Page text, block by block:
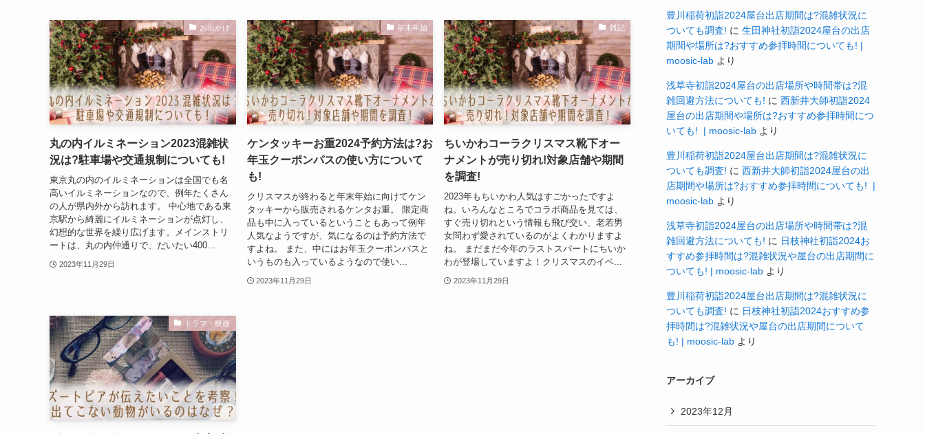
お出かけ
丸の内イルミネーション2023混雑状
況は?駐車場や交通規制についても!
東京丸の内のイルミネーションは全国でも名
高いイルミネーションなので、例年たくさん
の人が県内外から訪れます。 中心地である東
京駅から綺麗にイルミネーションが点灯し、
幻想的な世界を繰り広げます。メインストリ
ートは、丸の内仲通りで、だいたい400...
2023年11月29日
年末年始
ケンタッキーお重2024予約方法は?お
年玉クーポンパスの使い方について
も!
クリスマスが終わると年末年始に向けてケン
タッキーから販売されるケンタお重。 限定商
品も中に入っているということもあって例年
人気なようですが、気になるのは予約方法で
すよね。 また、中にはお年玉クーポンパスと
いうものも入っているようなので使い...
2023年11月29日
雑記
ちいかわコーラクリスマス靴下オー
ナメントが売り切れ!対象店舗や期間
を調査!
2023年もちいかわ人気はすごかったですよ
ね。いろんなところでコラボ商品を見ては、
すぐ売り切れという情報も飛び交い、老若男
女問わず愛されているのがよくわかりますよ
ね。 まだまだ今年のラストスパートにちいか
わが登場していますよ！クリスマスのイベ...
2023年11月29日
ドラマ・映画
豊川稲荷初詣2024屋台出店期間は?混雑状況に
ついても調査! に 生田神社初詣2024屋台の出店
期間や場所は?おすすめ参拝時間についても! |
moosic-lab より
浅草寺初詣2024屋台の出店場所や時間帯は?混
雑回避方法についても! に 西新井大師初詣2024
屋台の出店期間や場所は?おすすめ参拝時間につ
いても! | moosic-lab より
豊川稲荷初詣2024屋台出店期間は?混雑状況に
ついても調査! に 西新井大師初詣2024屋台の出
店期間や場所は?おすすめ参拝時間についても! |
moosic-lab より
浅草寺初詣2024屋台の出店場所や時間帯は?混
雑回避方法についても! に 日枝神社初詣2024お
すすめ参拝時間は?混雑状況や屋台の出店期間に
ついても! | moosic-lab より
豊川稲荷初詣2024屋台出店期間は?混雑状況に
ついても調査! に 日枝神社初詣2024おすすめ参
拝時間は?混雑状況や屋台の出店期間について
も! | moosic-lab より
アーカイブ
2023年12月